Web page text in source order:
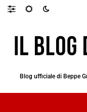
Blog ufficiale di Beppe